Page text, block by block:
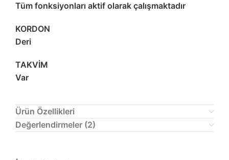
Tüm fonksiyonları aktif olarak çalışmaktadır
KORDON
Deri
TAKVİM
Var
Ürün Özellikleri
Değerlendirmeler (2)